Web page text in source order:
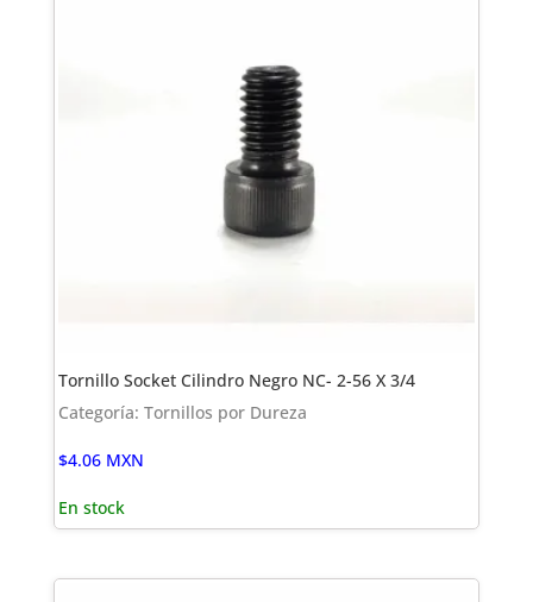
Tornillo Socket Cilindro Negro NC- 2-56 X 3/4
Categoría: Tornillos por Dureza
$4.06 MXN
En stock